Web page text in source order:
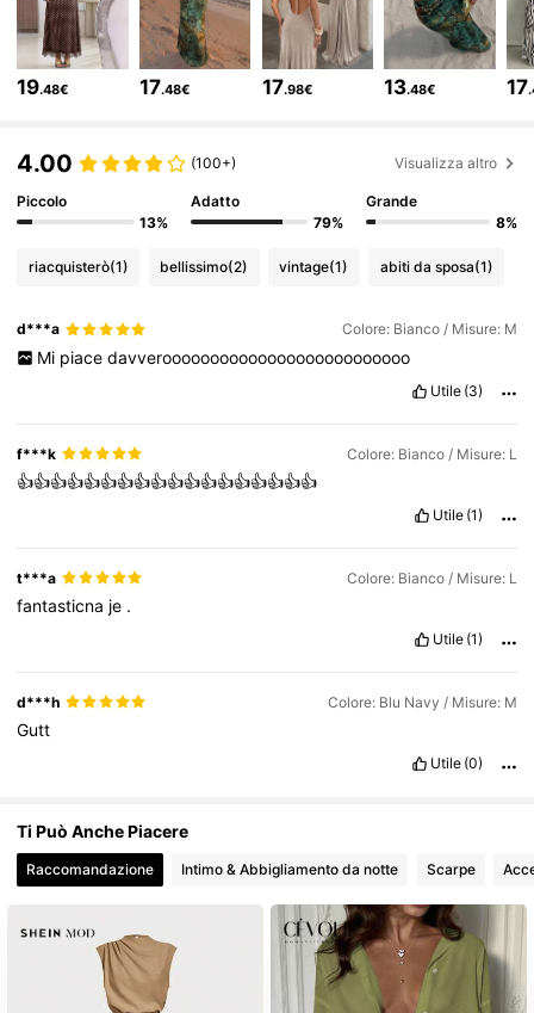
4.77 2.6M Follower
2.6M Follower
4.77 2.6M Follower
19.48€ 17.48€ 17.98€ 13.48€ 17
4.00 (100+) Visualizza altro
Piccolo
13%
Adatto
79%
Grande
8%
riacquisterò(1) bellissimo(2) vintage(1) abiti da sposa(1)
d***a Colore: Bianco / Misure: M
Mi piace davveroooooooooooooooooooooooooo
Utile (3)
f***k Colore: Bianco / Misure: L
👍👍👍👍👍👍👍👍👍👍👍👍👍👍👍👍👍👍
Utile (1)
t***a Colore: Bianco / Misure: L
fantasticna je .
Utile (1)
d***h Colore: Blu Navy / Misure: M
Gutt
Utile (0)
Ti Può Anche Piacere
Raccomandazione Intimo & Abbigliamento da notte Scarpe